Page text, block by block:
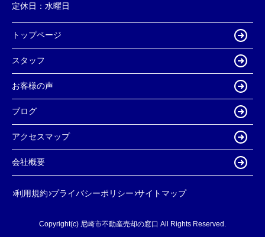
定休日： 水曜日
トップページ
スタッフ
お客様の声
ブログ
アクセスマップ
会社概要
利用規約 プライバシーポリシー サイトマップ
Copyright(c) 尼崎市不動産売却の窓口 All Rights Reserved.